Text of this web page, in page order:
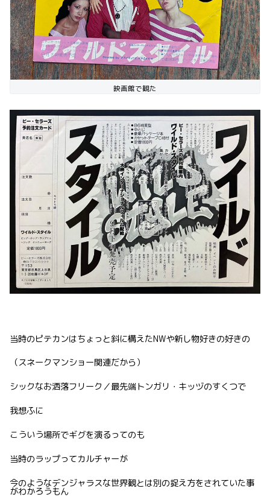
映画館で観た
当時のピテカンはちょっと斜に構えたNWや新し物好きの好きの
（スネークマンショー関連だから）
シックなお洒落フリーク／最先端トンガリ・キッヅのすくつで
我想ふに
こういう場所でギグを演るってのも
当時のラップってカルチャーが
今のようなデンジャラスな世界観とは別の捉え方をされていた事
がわかろうもん